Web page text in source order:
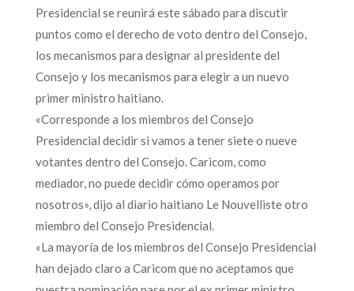
Presidencial se reunirá este sábado para discutir
puntos como el derecho de voto dentro del Consejo,
los mecanismos para designar al presidente del
Consejo y los mecanismos para elegir a un nuevo
primer ministro haitiano.
«Corresponde a los miembros del Consejo
Presidencial decidir si vamos a tener siete o nueve
votantes dentro del Consejo. Caricom, como
mediador, no puede decidir cómo operamos por
nosotros», dijo al diario haitiano Le Nouvelliste otro
miembro del Consejo Presidencial.
«La mayoría de los miembros del Consejo Presidencial
han dejado claro a Caricom que no aceptamos que